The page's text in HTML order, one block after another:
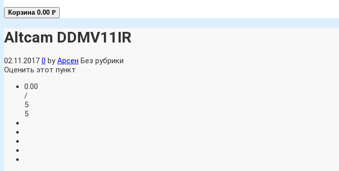
Корзина 0.00 Р
Altcam DDMV11IR
02.11.2017 0 byАрсен Без рубрики
Оценить этот пункт
0.00
/
5
5